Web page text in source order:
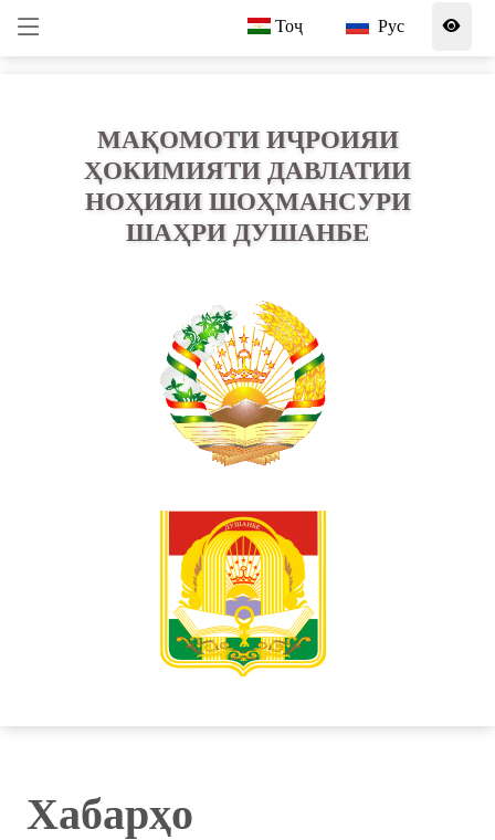
Тоҷ Рус
МАҚОМОТИ ИҶРОИЯИ
ҲОКИМИЯТИ ДАВЛАТИИ
НОҲИЯИ ШОҲМАНСУРИ
ШАҲРИ ДУШАНБЕ
Хабарҳо